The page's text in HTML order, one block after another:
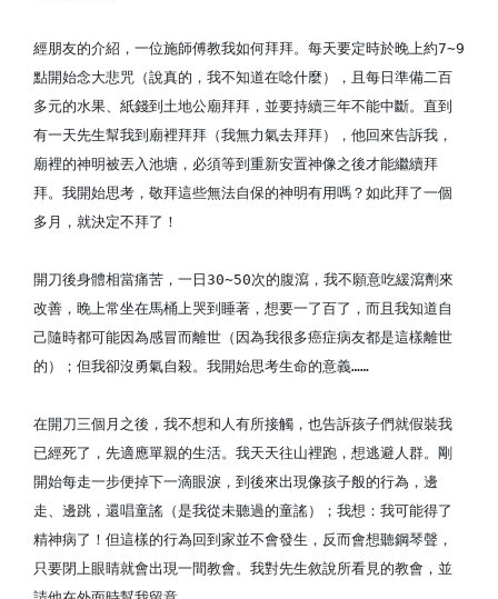
經朋友的介紹，一位施師傅教我如何拜拜。每天要定時於晚上約7∼9
點開始念大悲咒（說真的，我不知道在唸什麼），且每日準備二百
多元的水果、紙錢到土地公廟拜拜，並要持續三年不能中斷。直到
有一天先生幫我到廟裡拜拜（我無力氣去拜拜），他回來告訴我，
廟裡的神明被丟入池塘，必須等到重新安置神像之後才能繼續拜
拜。我開始思考，敬拜這些無法自保的神明有用嗎？如此拜了一個
多月，就決定不拜了！
開刀後身體相當痛苦，一日30∼50次的腹瀉，我不願意吃緩瀉劑來
改善，睌上常坐在馬桶上哭到睡著，想要一了百了，而且我知道自
己隨時都可能因為感冒而離世（因為我很多癌症病友都是這樣離世
的）；但我卻沒勇氣自殺。我開始思考生命的意義……
在開刀三個月之後，我不想和人有所接觸，也告訴孩子們就假裝我
已經死了，先適應單親的生活。我天天往山裡跑，想逃避人群。剛
開始每走一步便掉下一滴眼淚，到後來出現像孩子般的行為，邊
走、邊跳，還唱童謠（是我從未聽過的童謠）；我想：我可能得了
精神病了！但這樣的行為回到家並不會發生，反而會想聽鋼琴聲，
只要閉上眼睛就會出現一間教會。我對先生敘說所看見的教會，並